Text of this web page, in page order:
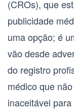
(CROs), que
publicidade
uma opção; é
vão desde
do registro
médico que
inaceitável